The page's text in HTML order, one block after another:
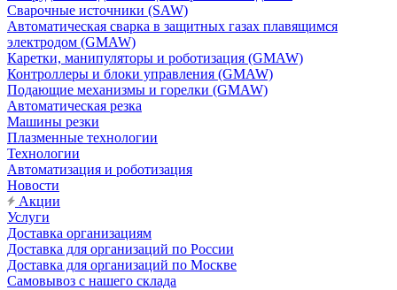
Сварочные источники (SAW)
Автоматическая сварка в защитных газах плавящимся
электродом (GMAW)
Каретки, манипуляторы и роботизация (GMAW)
Контроллеры и блоки управления (GMAW)
Подающие механизмы и горелки (GMAW)
Автоматическая резка
Машины резки
Плазменные технологии
Технологии
Автоматизация и роботизация
Новости
Акции
Услуги
Доставка организациям
Доставка для организаций по России
Доставка для организаций по Москве
Самовывоз с нашего склада